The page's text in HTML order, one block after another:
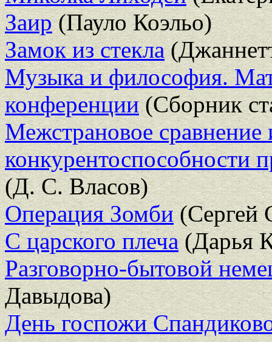
Заир(Пауло Коэльо)
Замок из стекла
Музыка и философия.
конференции(Сборник
Межстрановое сравнение
(Д. С. Власов)
Операция Зомби(Сергей
С царского плеча(Дарья
Разговорно-бытовой
Давыдова)
День госпожи